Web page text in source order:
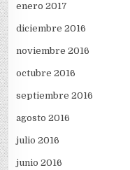
enero 2017
diciembre 2016
noviembre 2016
octubre 2016
septiembre 2016
agosto 2016
julio 2016
junio 2016